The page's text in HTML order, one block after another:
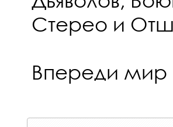
Стерео и
Впереди мир